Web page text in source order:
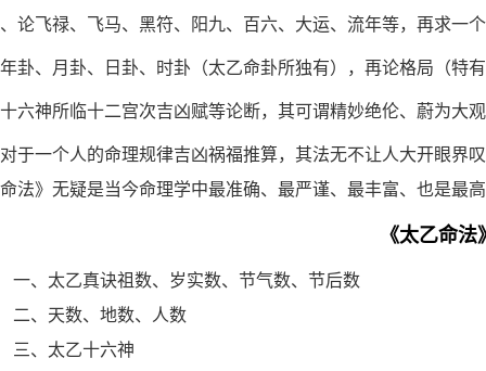
、论飞禄、飞马、黑符、阳九、百六、大运、 流年等，再求一
年卦、月卦、日卦、时卦（太乙命卦所独有），再论格局（特
十六神所临十二宫次吉凶赋等论断，其可谓精妙绝伦、蔚为大
对于一个人的命理规律吉凶祸福推算，其法无不让人大开眼界
命法》无疑是当今命理学中最准确、最严谨、最丰富、也是最
《太乙命
一、太乙真诀祖数、岁实数、节气数、节后数
二、天数、地数、人数
三、太乙十六神